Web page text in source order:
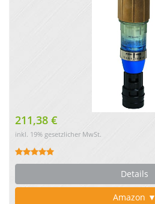
211,38 €
inkl. 19% gesetzlicher MwSt.
Details
Amazon ▼